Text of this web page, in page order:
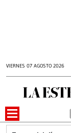
VIERNES 07 AGOSTO 2026